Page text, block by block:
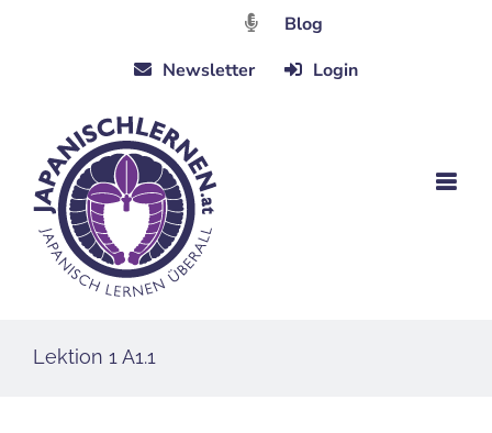
Blog
Newsletter
Login
Lektion 1 A1.1